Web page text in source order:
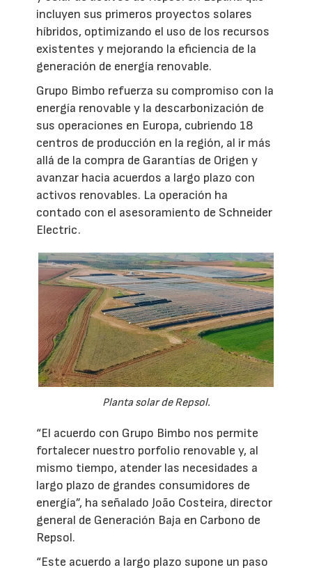
incluyen sus primeros proyectos solares
híbridos, optimizando el uso de los recursos
existentes y mejorando la eficiencia de la
generación de energía renovable.
Grupo Bimbo refuerza su compromiso con la
energía renovable y la descarbonización de
sus operaciones en Europa, cubriendo 18
centros de producción en la región, al ir más
allá de la compra de Garantías de Origen y
avanzar hacia acuerdos a largo plazo con
activos renovables. La operación ha
contado con el asesoramiento de Schneider
Electric.
Planta solar de Repsol.
“El acuerdo con Grupo Bimbo nos permite
fortalecer nuestro porfolio renovable y, al
mismo tiempo, atender las necesidades a
largo plazo de grandes consumidores de
energía”, ha señalado João Costeira, director
general de Generación Baja en Carbono de
Repsol.
“Este acuerdo a largo plazo supone un paso